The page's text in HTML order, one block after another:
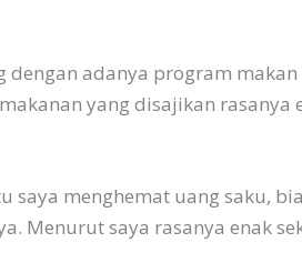
dengan adanya program
yang disajikan rasanya
saya menghemat uang saku,
Menurut saya rasanya enak